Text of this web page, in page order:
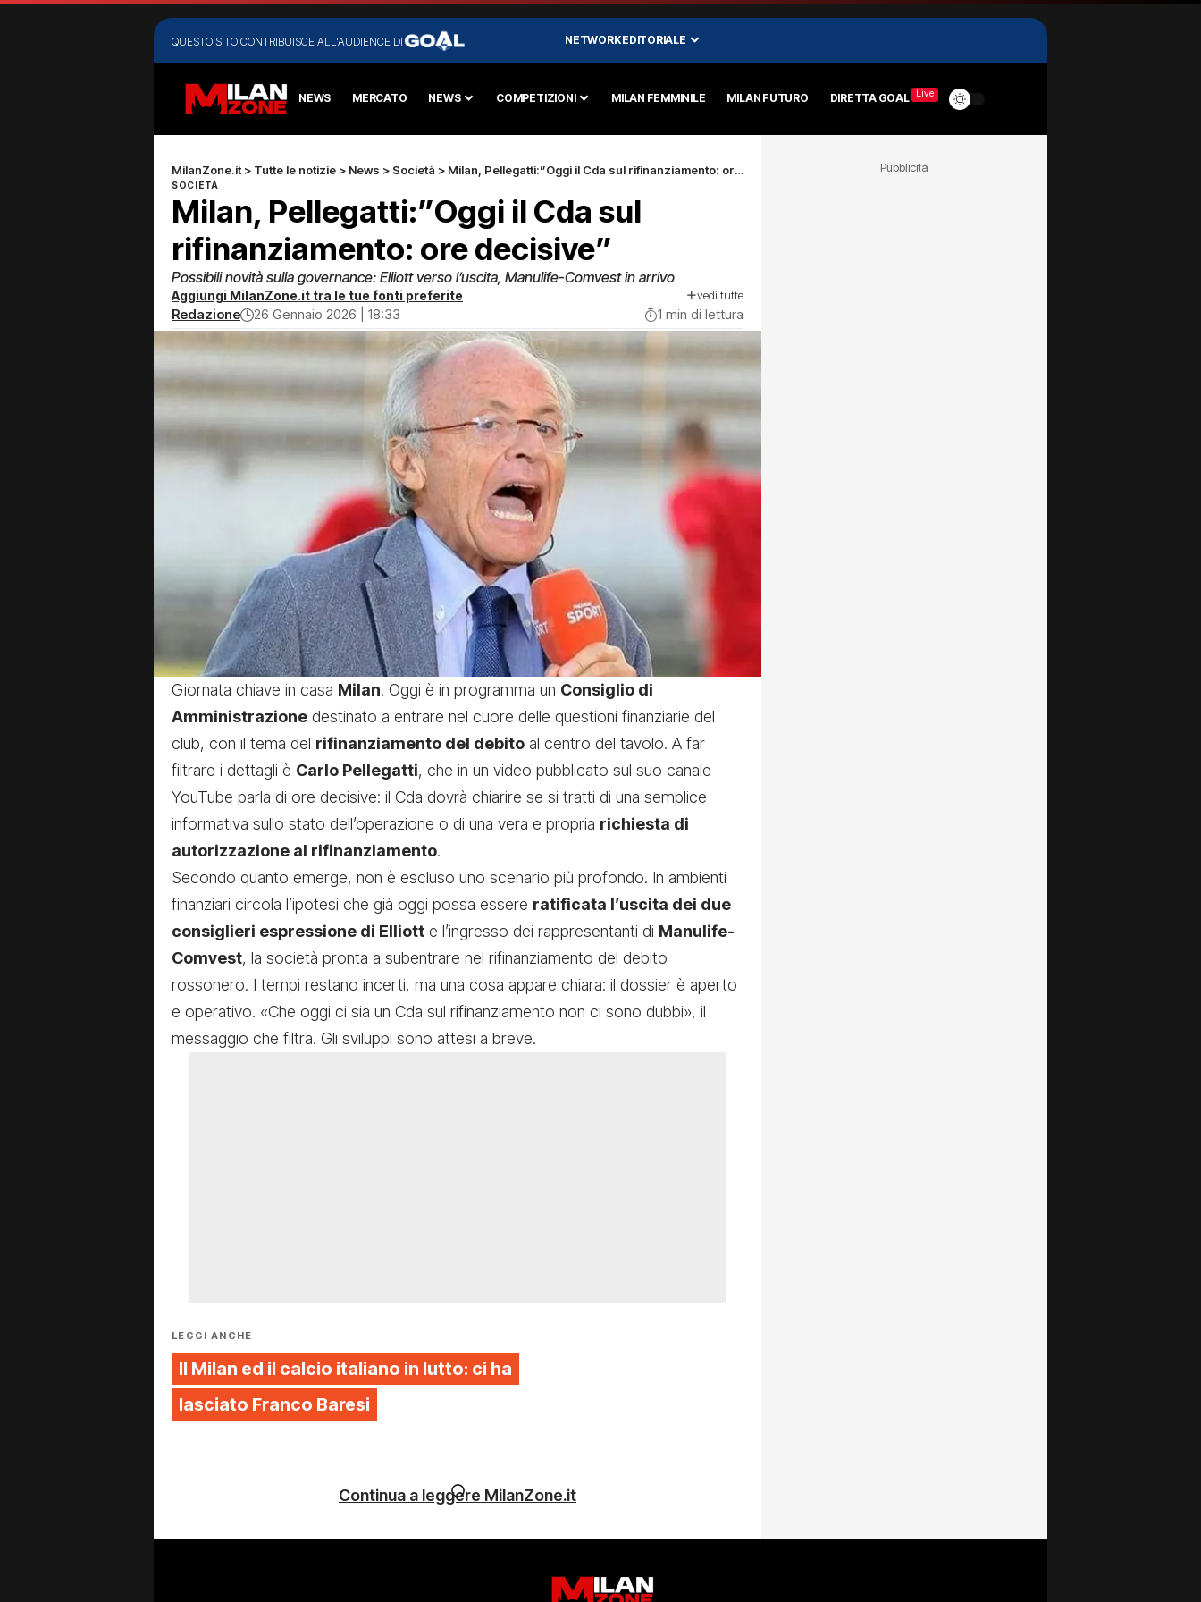
QUESTO SITO CONTRIBUISCE ALL'AUDIENCE DI NETWORK EDITORIALE
NEWS MERCATO NEWS COMPETIZIONI MILAN FEMMINILE MILAN FUTURO DIRETTA GOAL Live
MilanZone.it > Tutte le notizie > News > Società > Milan, Pellegatti:”Oggi il Cda sul rifinanziamento: ore decisive”
SOCIETÀ
Milan, Pellegatti:”Oggi il Cda sul
rifinanziamento: ore decisive”
Possibili novità sulla governance: Elliott verso l’uscita, Manulife-Comvest in arrivo
Aggiungi MilanZone.it tra le tue fonti preferite vedi tutte
Redazione 26 Gennaio 2026 | 18:33 1 min di lettura
Giornata chiave in casa Milan. Oggi è in programma un Consiglio di
Amministrazione destinato a entrare nel cuore delle questioni finanziarie del
club, con il tema del rifinanziamento del debito al centro del tavolo. A far
filtrare i dettagli è Carlo Pellegatti, che in un video pubblicato sul suo canale
YouTube parla di ore decisive: il Cda dovrà chiarire se si tratti di una semplice
informativa sullo stato dell’operazione o di una vera e propria richiesta di
autorizzazione al rifinanziamento.
Secondo quanto emerge, non è escluso uno scenario più profondo. In ambienti
finanziari circola l’ipotesi che già oggi possa essere ratificata l’uscita dei due
consiglieri espressione di Elliott e l’ingresso dei rappresentanti di Manulife-
Comvest, la società pronta a subentrare nel rifinanziamento del debito
rossonero. I tempi restano incerti, ma una cosa appare chiara: il dossier è aperto
e operativo. «Che oggi ci sia un Cda sul rifinanziamento non ci sono dubbi», il
messaggio che filtra. Gli sviluppi sono attesi a breve.
LEGGI ANCHE
Il Milan ed il calcio italiano in lutto: ci ha
lasciato Franco Baresi
Continua a leggere MilanZone.it
Pubblicità